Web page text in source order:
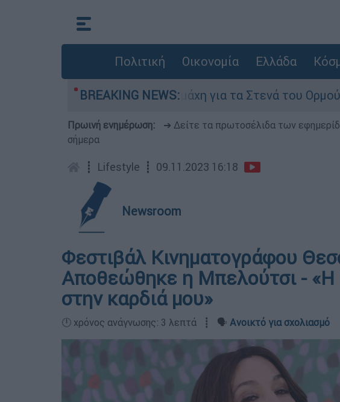
Πολιτική Οικονομία Ελλάδα
BREAKING NEWS:
Η μάχη για τα Στενά του Ορμούζ: Τι
Πρωινή ενημέρωση: ➔ Δείτε τα πρωτοσέλιδα των
σήμερα
┋ Lifestyle ┋ 09.11.2023 16:18
Newsroom
Φεστιβάλ Κινηματογράφου
Αποθεώθηκε η Μπελούτσι - «Η
στην καρδιά μου»
🕛 χρόνος ανάγνωσης: 3 λεπτά ┋ 🗣️ Ανοικτό για σχολιασμό